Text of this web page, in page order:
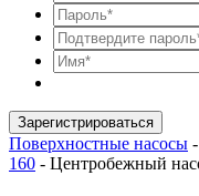
Зарегистрироваться
Поверхностные насосы -
160 - Центробежный